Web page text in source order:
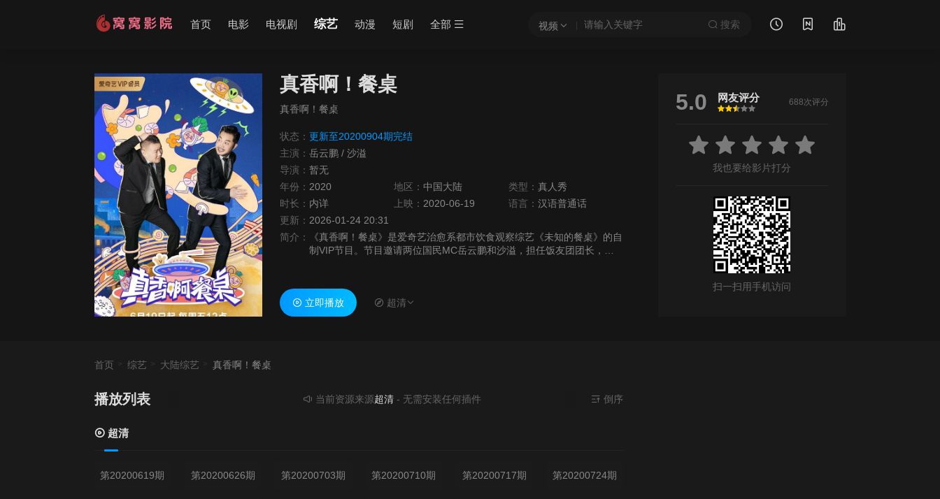
视频 搜索
首页 电影 电视剧 综艺 动漫 短剧 全部
真香啊！餐桌
真香啊！餐桌
状态： 更新至20200904期完结
主演： 岳云鹏 / 沙溢
导演： 暂无
年份： 2020 地区：中国大陆 类型： 真人秀
时长： 内详 上映： 2020-06-19 语言： 汉语普通话
更新： 2026-01-24 20:31
简介：
《真香啊！餐桌》是爱奇艺治愈系都市饮食观察综艺《未知的餐桌》的自
制VIP节目。节目邀请两位国民MC岳云鹏和沙溢，担任饭友团团长，两
立即播放 超清
5.0 网友评分
很差
较差还行推荐力荐
688次评分
我也要给影片打分
扫一扫用手机访问
首页 综艺 大陆综艺 真香啊！餐桌
播放列表 当前资源来源超清- 无需安装任何插件 倒序
超清
第20200619期 第20200626期 第20200703期 第20200710期 第20200717期 第20200724期